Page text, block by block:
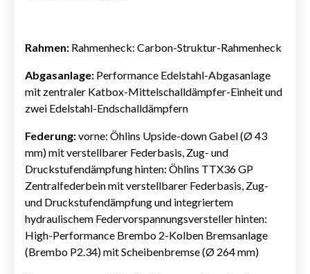
Rahmen: Rahmenheck: Carbon-Struktur-Rahmenheck
Abgasanlage: Performance Edelstahl-Abgasanlage
mit zentraler Katbox-Mittelschalldämpfer-Einheit und
zwei Edelstahl-Endschalldämpfern
Federung:vorne: Öhlins Upside-down Gabel (Ø 43
mm) mit verstellbarer Federbasis, Zug- und
Druckstufendämpfung hinten: Öhlins TTX36 GP
Zentralfederbein mit verstellbarer Federbasis, Zug-
und Druckstufendämpfung und integriertem
hydraulischem Federvorspannungsversteller hinten:
High-Performance Brembo 2-Kolben Bremsanlage
(Brembo P2.34) mit Scheibenbremse (Ø 264 mm)